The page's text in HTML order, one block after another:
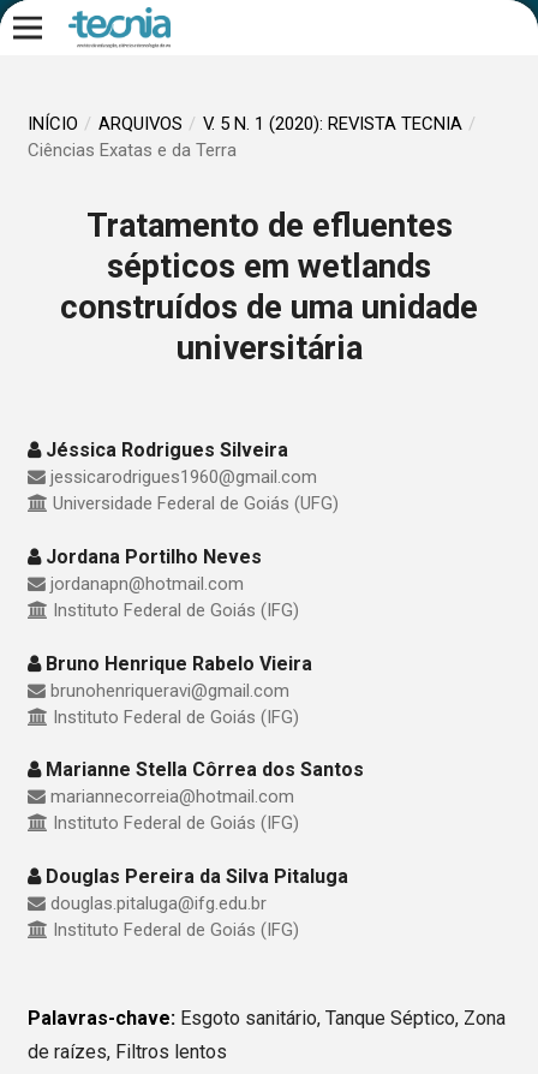
INÍCIO / ARQUIVOS / V. 5 N. 1 (2020): REVISTA TECNIA /
Ciências Exatas e da Terra
Tratamento de efluentes
sépticos em wetlands
construídos de uma unidade
universitária
Jéssica Rodrigues Silveira
jessicarodrigues1960@gmail.com
Universidade Federal de Goiás (UFG)
Jordana Portilho Neves
jordanapn@hotmail.com
Instituto Federal de Goiás (IFG)
Bruno Henrique Rabelo Vieira
brunohenriqueravi@gmail.com
Instituto Federal de Goiás (IFG)
Marianne Stella Côrrea dos Santos
mariannecorreia@hotmail.com
Instituto Federal de Goiás (IFG)
Douglas Pereira da Silva Pitaluga
douglas.pitaluga@ifg.edu.br
Instituto Federal de Goiás (IFG)
Palavras-chave: Esgoto sanitário, Tanque Séptico, Zona
de raízes, Filtros lentos